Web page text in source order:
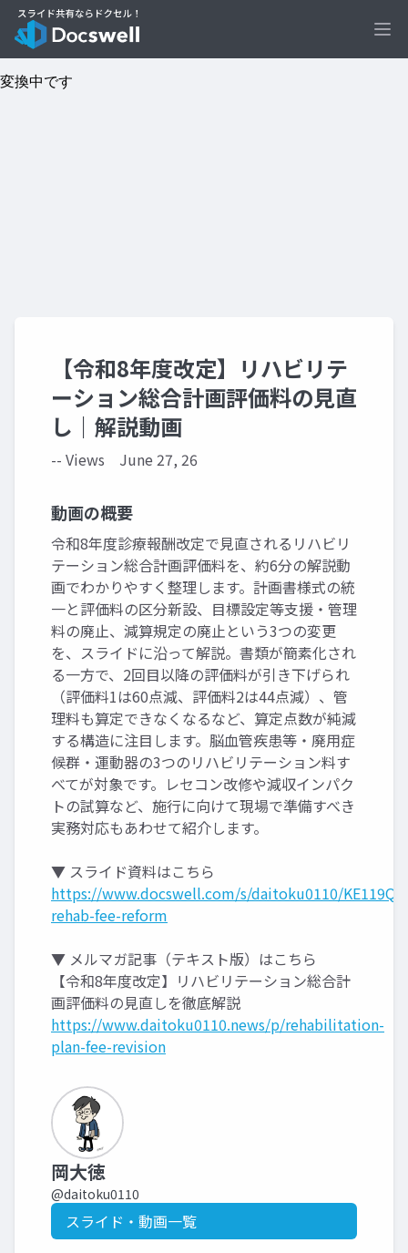
【令和8年度改定】リハビリテ
ーション総合計画評価料の見直
し｜解説動画
-- Views June 27, 26
動画の概要
令和8年度診療報酬改定で見直されるリハビリ
テーション総合計画評価料を、約6分の解説動
画でわかりやすく整理します。計画書様式の統
一と評価料の区分新設、目標設定等支援・管理
料の廃止、減算規定の廃止という3つの変更
を、スライドに沿って解説。書類が簡素化され
る一方で、2回目以降の評価料が引き下げられ
（評価料1は60点減、評価料2は44点減）、管
理料も算定できなくなるなど、算定点数が純減
する構造に注目します。脳血管疾患等・廃用症
候群・運動器の3つのリハビリテーション料す
べてが対象です。レセコン改修や減収インパク
トの試算など、施行に向けて現場で準備すべき
実務対応もあわせて紹介します。
▼ スライド資料はこちら
https://www.docswell.com/s/daitoku0110/KE119Q-
rehab-fee-reform
▼ メルマガ記事（テキスト版）はこちら
【令和8年度改定】リハビリテーション総合計
画評価料の見直しを徹底解説
https://www.daitoku0110.news/p/rehabilitation-
plan-fee-revision
岡大徳
@daitoku0110
スライド・動画一覧